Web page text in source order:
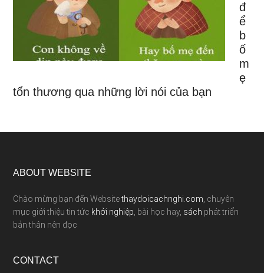
đ
ể
b
ố
m
ẹ
tổn thương qua những lời nói của bạn
ABOUT WEBSITE
Chào mừng bạn đến Websitethaydoicachnghi.com , chuyên
mục giới thiệu tin tức khởi nghiệp , bài học hay, sách phát triển
bản thân nên đọc
CONTACT